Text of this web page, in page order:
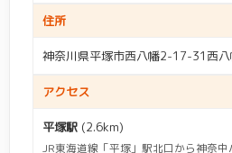
住所
神奈川県平塚市西八幡2-17-31西
アクセス
平塚駅 (2.6km)
JR東海道線「平塚」駅北口から神奈